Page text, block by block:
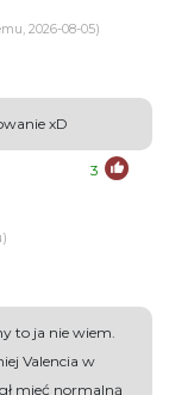
2026-08-05)
xD
3
to ja nie wiem.
Valencia w
mieć normalną